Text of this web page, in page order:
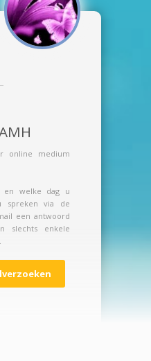
online medium
en welke dag u
spreken via de
een antwoord
slechts enkele